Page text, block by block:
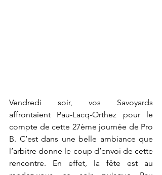
Vendredi soir, vos Savoyards
affrontaient Pau-Lacq-Orthez pour le
compte de cette 27ème journée de Pro
B. C’est dans une belle ambiance que
l’arbitre donne le coup d’envoi de cette
rencontre. En effet, la fête est au